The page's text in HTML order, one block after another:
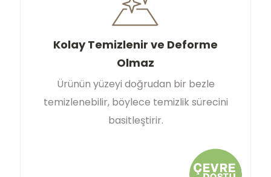
Kolay Temizlenir ve Deforme
Olmaz
Ürünün yüzeyi doğrudan bir bezle
temizlenebilir, böylece temizlik sürecini
basitleştirir.